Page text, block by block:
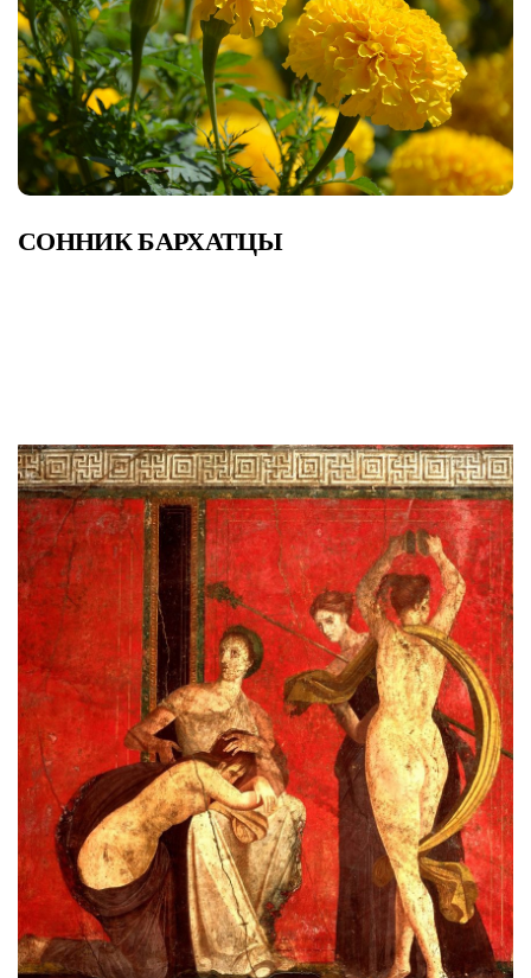
СОННИК БАРХАТЦЫ